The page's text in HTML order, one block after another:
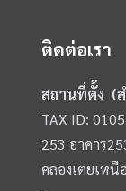
ติดต่อเรา
สถานที่ตั้ง (
TAX ID:
253 อาคาร
คลองเตยเห